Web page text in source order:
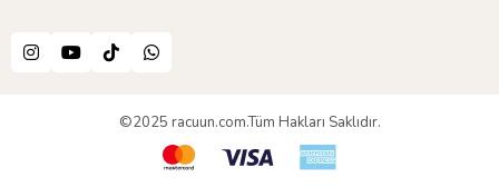
©2025 racuun.com.Tüm Hakları Saklıdır.